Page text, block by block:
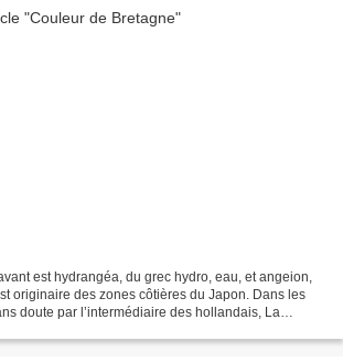
est hydrangéa, du grec hydro, eau, et angeion,
originaire des zones côtières du Japon. Dans les
doute par l’intermédiaire des hollandais, La